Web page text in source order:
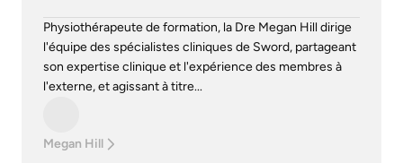
Physiothérapeute de formation, la Dre Megan Hill dirige
l'équipe des spécialistes cliniques de Sword, partageant
son expertise clinique et l'expérience des membres à
l'externe, et agissant à titre...
Megan Hill